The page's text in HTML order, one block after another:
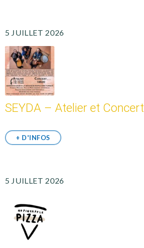
5 JUILLET 2026
SEYDA – Atelier et Concert
+ D'INFOS
5 JUILLET 2026